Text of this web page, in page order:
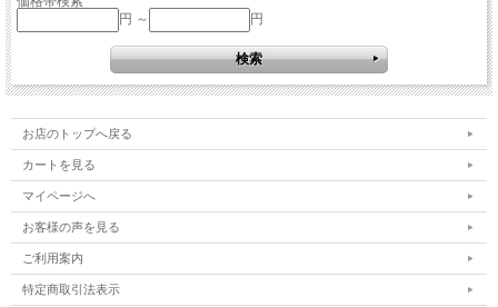
円 ～
円
お店のトップへ戻る
カートを見る
マイページへ
お客様の声を見る
ご利用案内
特定商取引法表示